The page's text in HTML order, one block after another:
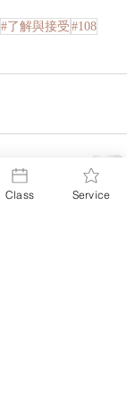
#了解與接受 #108
Class Service